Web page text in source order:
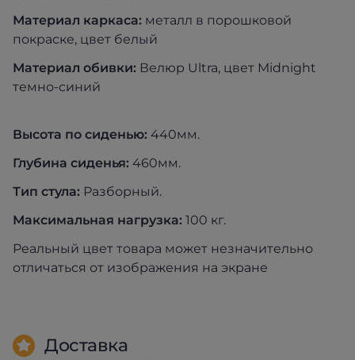
Материал каркаса: металл в порошковой
покраске, цвет белый
Материал обивки: Велюр Ultra, цвет Midnight
темно-синий
Высота по сиденью: 440мм.
Глубина сиденья: 460мм.
Тип стула: Разборный.
Максимальная нагрузка: 100 кг.
Реальный цвет товара может незначительно
отличаться от изображения на экране
Доставка